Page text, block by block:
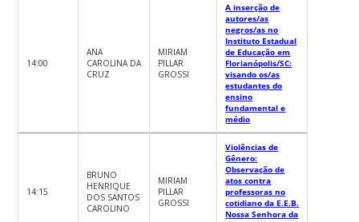
14:00
ANA
CAROLINA DA
CRUZ
MIRIAM
PILLAR
GROSSI
A inserção de
autores/as
negros/as no
Instituto Estadual
de Educação em
Florianópolis/SC:
visando os/as
estudantes do
ensino
fundamental e
médio
14:15
BRUNO
HENRIQUE
DOS SANTOS
CAROLINO
MIRIAM
PILLAR
GROSSI
Violências de
Gênero:
Observação de
atos contra
professoras no
cotidiano da E.E.B.
Nossa Senhora da